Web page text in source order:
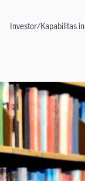
Investor/Kapabilitas